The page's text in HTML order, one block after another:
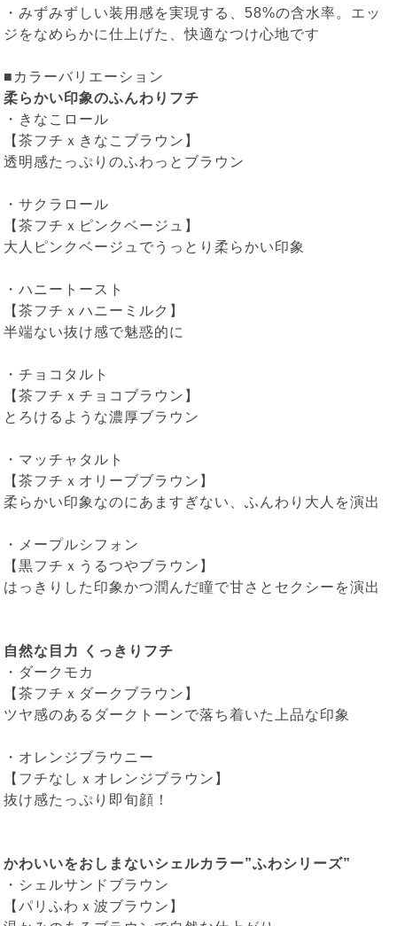
・みずみずしい装用感を実現する、58%の含水率。エッ
ジをなめらかに仕上げた、快適なつけ心地です
■カラーバリエーション
柔らかい印象のふんわりフチ
・ きなこロール
【茶フチｘきなこブラウン】
透明感たっぷりのふわっとブラウン
・サクラロール
【茶フチｘピンクベージュ】
大人ピンクベージュでうっとり柔らかい印象
・ハニートースト
【茶フチｘハニーミルク】
半端ない抜け感で魅惑的に
・チョコタルト
【茶フチｘチョコブラウン】
とろけるような濃厚ブラウン
・ マッチャタルト
【茶フチｘオリーブブラウン】
柔らかい印象なのにあますぎない、ふんわり大人を演出
・
メープルシフォン
【黒フチｘうるつやブラウン】
はっきりした印象かつ潤んだ瞳で甘さとセクシーを演出
自然な目力 くっきりフチ
・ ダークモカ
【茶フチｘダークブラウン】
ツヤ感のあるダークトーンで落ち着いた上品な印象
・ オレンジブラウニー
【フチなしｘオレンジブラウン】
抜け感たっぷり即旬顔！
かわいいをおしまないシェルカラー”ふわシリーズ”
・ シェルサンドブラウン
【パリふわｘ波ブラウン】